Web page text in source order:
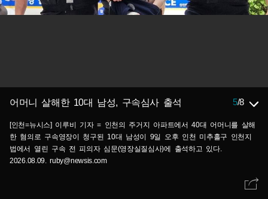
어머니 살해한 10대 남성, 구속심사 출석 5/8
[인천=뉴시스] 이루비 기자 = 인천의 주거지 아파트에서 40대 어머니를 살해
한 혐의로 구속영장이 청구된 10대 남성이 9일 오후 인천 미추홀구 인천지
법에서 열린 구속 전 피의자 심문(영장실질심사)에 출석하고 있다.
2026.08.09. ruby@newsis.com